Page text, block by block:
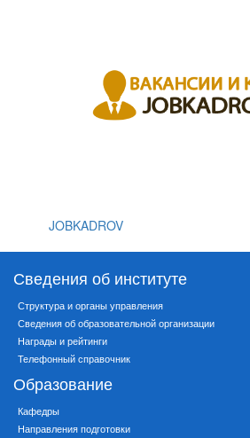
JOBKADROV
Сведения об институте
Структура и органы управления
Сведения об образовательной организации
Награды и рейтинги
Телефонный справочник
Образование
Кафедры
Направления подготовки